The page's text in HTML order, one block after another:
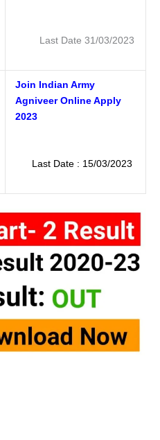
Last Date 31/03/2023
Join Indian Army
Agniveer Online Apply
2023
Last Date : 15/03/2023